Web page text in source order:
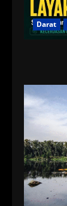
Darat